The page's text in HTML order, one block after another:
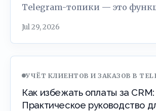
Telegram-топики — это
Jul 29, 2026
УЧЁТ КЛИЕНТОВ И ЗАКАЗОВ В
Как избежать оплаты за CRM:
Практическое руководство